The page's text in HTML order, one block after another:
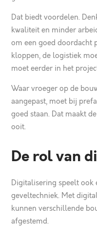
Dat biedt voordelen.
kwaliteit en minder
om een goed doordacht
kloppen, de logistiek
moet eerder in het
Waar vroeger op de
aangepast, moet bij
goed staan. Dat maakt
ooit.
De rol van
Digitalisering speelt ook
geveltechniek. Met
kunnen verschillende
afgestemd.